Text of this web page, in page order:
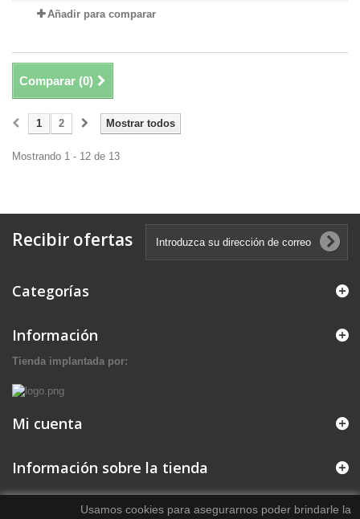
Añadir para comparar
Comparar (0)
Mostrar todos
1 2
Mostrando 1 - 12 de 13
Recibir ofertas
Categorías
Información
Tienda implantada por:
Mi cuenta
Información sobre la tienda
Usamos cookies para asegurarnos poder brindarle la